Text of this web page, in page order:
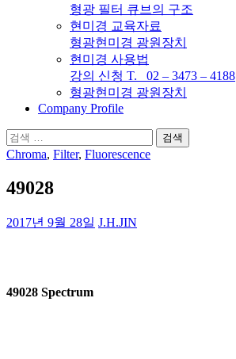
형광 필터 큐브의 구조
현미경 교육자료
형광현미경 광원장치
현미경 사용법
강의 신청 T. 02 – 3473 – 4188
형광현미경 광원장치
Company Profile
검
색:
Chroma, Filter, Fluorescence
49028
2017년 9월 28일 J.H.JIN
49028 Spectrum